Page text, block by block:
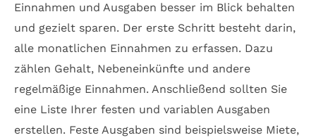
Einnahmen und Ausgaben besser im Blick behalten
und gezielt sparen. Der erste Schritt besteht darin,
alle monatlichen Einnahmen zu erfassen. Dazu
zählen Gehalt, Nebeneinkünfte und andere
regelmäßige Einnahmen. Anschließend sollten Sie
eine Liste Ihrer festen und variablen Ausgaben
erstellen. Feste Ausgaben sind beispielsweise Miete,